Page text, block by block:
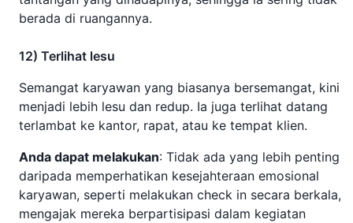
berada di ruangannya.
12) Terlihat lesu
Semangat karyawan yang biasanya bersemangat, kini
menjadi lebih lesu dan redup. Ia juga terlihat datang
terlambat ke kantor, rapat, atau ke tempat klien.
Anda dapat melakukan: Tidak ada yang lebih penting
daripada memperhatikan kesejahteraan emosional
karyawan, seperti melakukan check in secara berkala,
mengajak mereka berpartisipasi dalam kegiatan